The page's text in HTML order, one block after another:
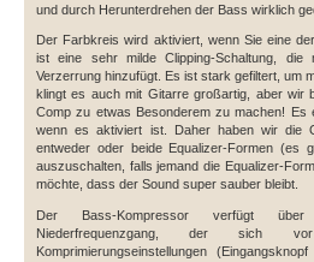
und durch Herunterdrehen der Bass wirklich
Der Farbkreis wird aktiviert, wenn Sie eine
ist eine sehr milde Clipping-Schaltung, die
Verzerrung hinzufügt. Es ist stark gefiltert, um
klingt es auch mit Gitarre großartig, aber wir
Comp zu etwas Besonderem zu machen! Es
wenn es aktiviert ist. Daher haben wir die
entweder oder beide Equalizer-Formen (es
auszuschalten, falls jemand die Equalizer-
möchte, dass der Sound super sauber bleibt.
Der Bass-Kompressor verfügt
Niederfrequenzgang, der sich
Komprimierungseinstellungen